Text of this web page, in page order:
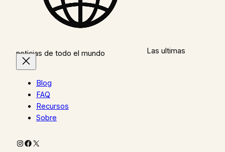
Las ultimas
noticias de todo el mundo
Blog
FAQ
Recursos
Sobre
Instagram
Facebook
X